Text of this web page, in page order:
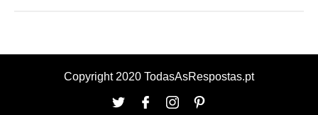
Copyright 2020 TodasAsRespostas.pt